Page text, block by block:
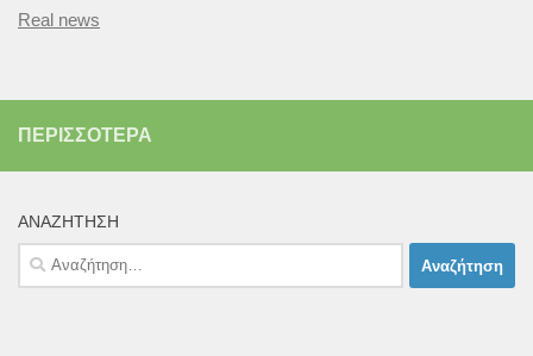
Real news
ΠΕΡΙΣΣΌΤΕΡΑ
ΑΝΑΖΉΤΗΣΗ
Αναζήτηση
για: